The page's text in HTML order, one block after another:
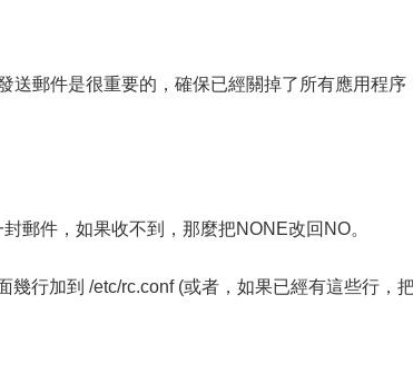
送郵件是很重要的，確保已經關掉了所有應用程序
郵件，如果收不到，那麼把NONE改回NO。
行加到 /etc/rc.conf (或者，如果已經有這些行，